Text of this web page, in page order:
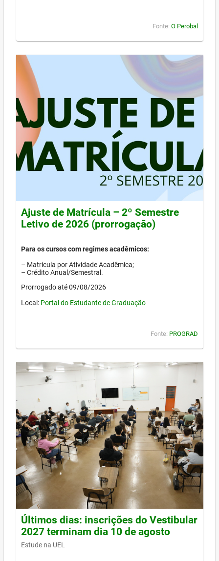
Fonte: O Perobal
Ajuste de Matrícula – 2º Semestre
Letivo de 2026 (prorrogação)
Para os cursos com regimes acadêmicos:
– Matrícula por Atividade Acadêmica;
– Crédito Anual/Semestral.
Prorrogado até 09/08/2026
Local: Portal do Estudante de Graduação
Fonte: PROGRAD
Últimos dias: inscrições do Vestibular
2027 terminam dia 10 de agosto
Estude na UEL